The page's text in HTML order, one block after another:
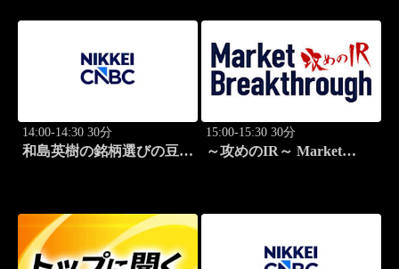
14:00-14:30 30分
和島英樹の銘柄選びの豆知
15:00-15:30 30分
～攻めのIR～ Market